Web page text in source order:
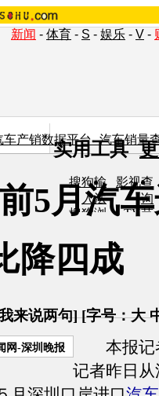
新闻 - 体育 - S - 娱乐 - V -
实用工具
搜狗输
入法
影视查
询
搜狗浏
TV节
乐盒
车产销数据平台--汽车销量
5月汽
降四成
来说两句] [字号：大
网-深圳晚报
本报记
记者昨日